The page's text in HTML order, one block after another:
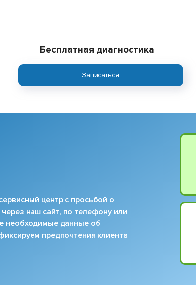
Бесплатная диагностика
Записаться
центр с просьбой о
наш сайт, по телефону или
необходимые данные об
предпочтения клиента